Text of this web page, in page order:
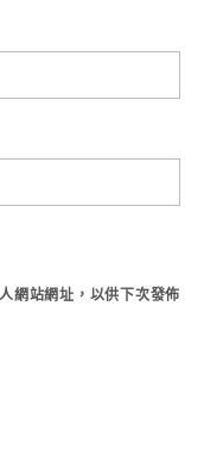
網站網址，以供下次發佈